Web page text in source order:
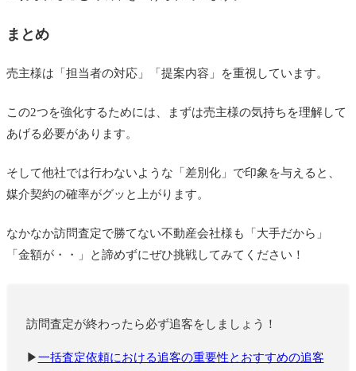
まとめ
売主様は「担当者の対応」「提案内容」を重視しています。
この2つを強化するためには、まずは売主様の気持ちを理解して
あげる必要があります。
そして他社では行わないような「差別化」で印象を与えると、
媒介契約の確率がグッと上がります。
なかなか訪問査定で勝てない不動産会社様も「大手だから」
「金額が・・」と諦めずにぜひ挑戦してみてください！
訪問査定が終わったら必ず追客をしましょう！
▶一括査定依頼における追客の重要性とおすすめの追客